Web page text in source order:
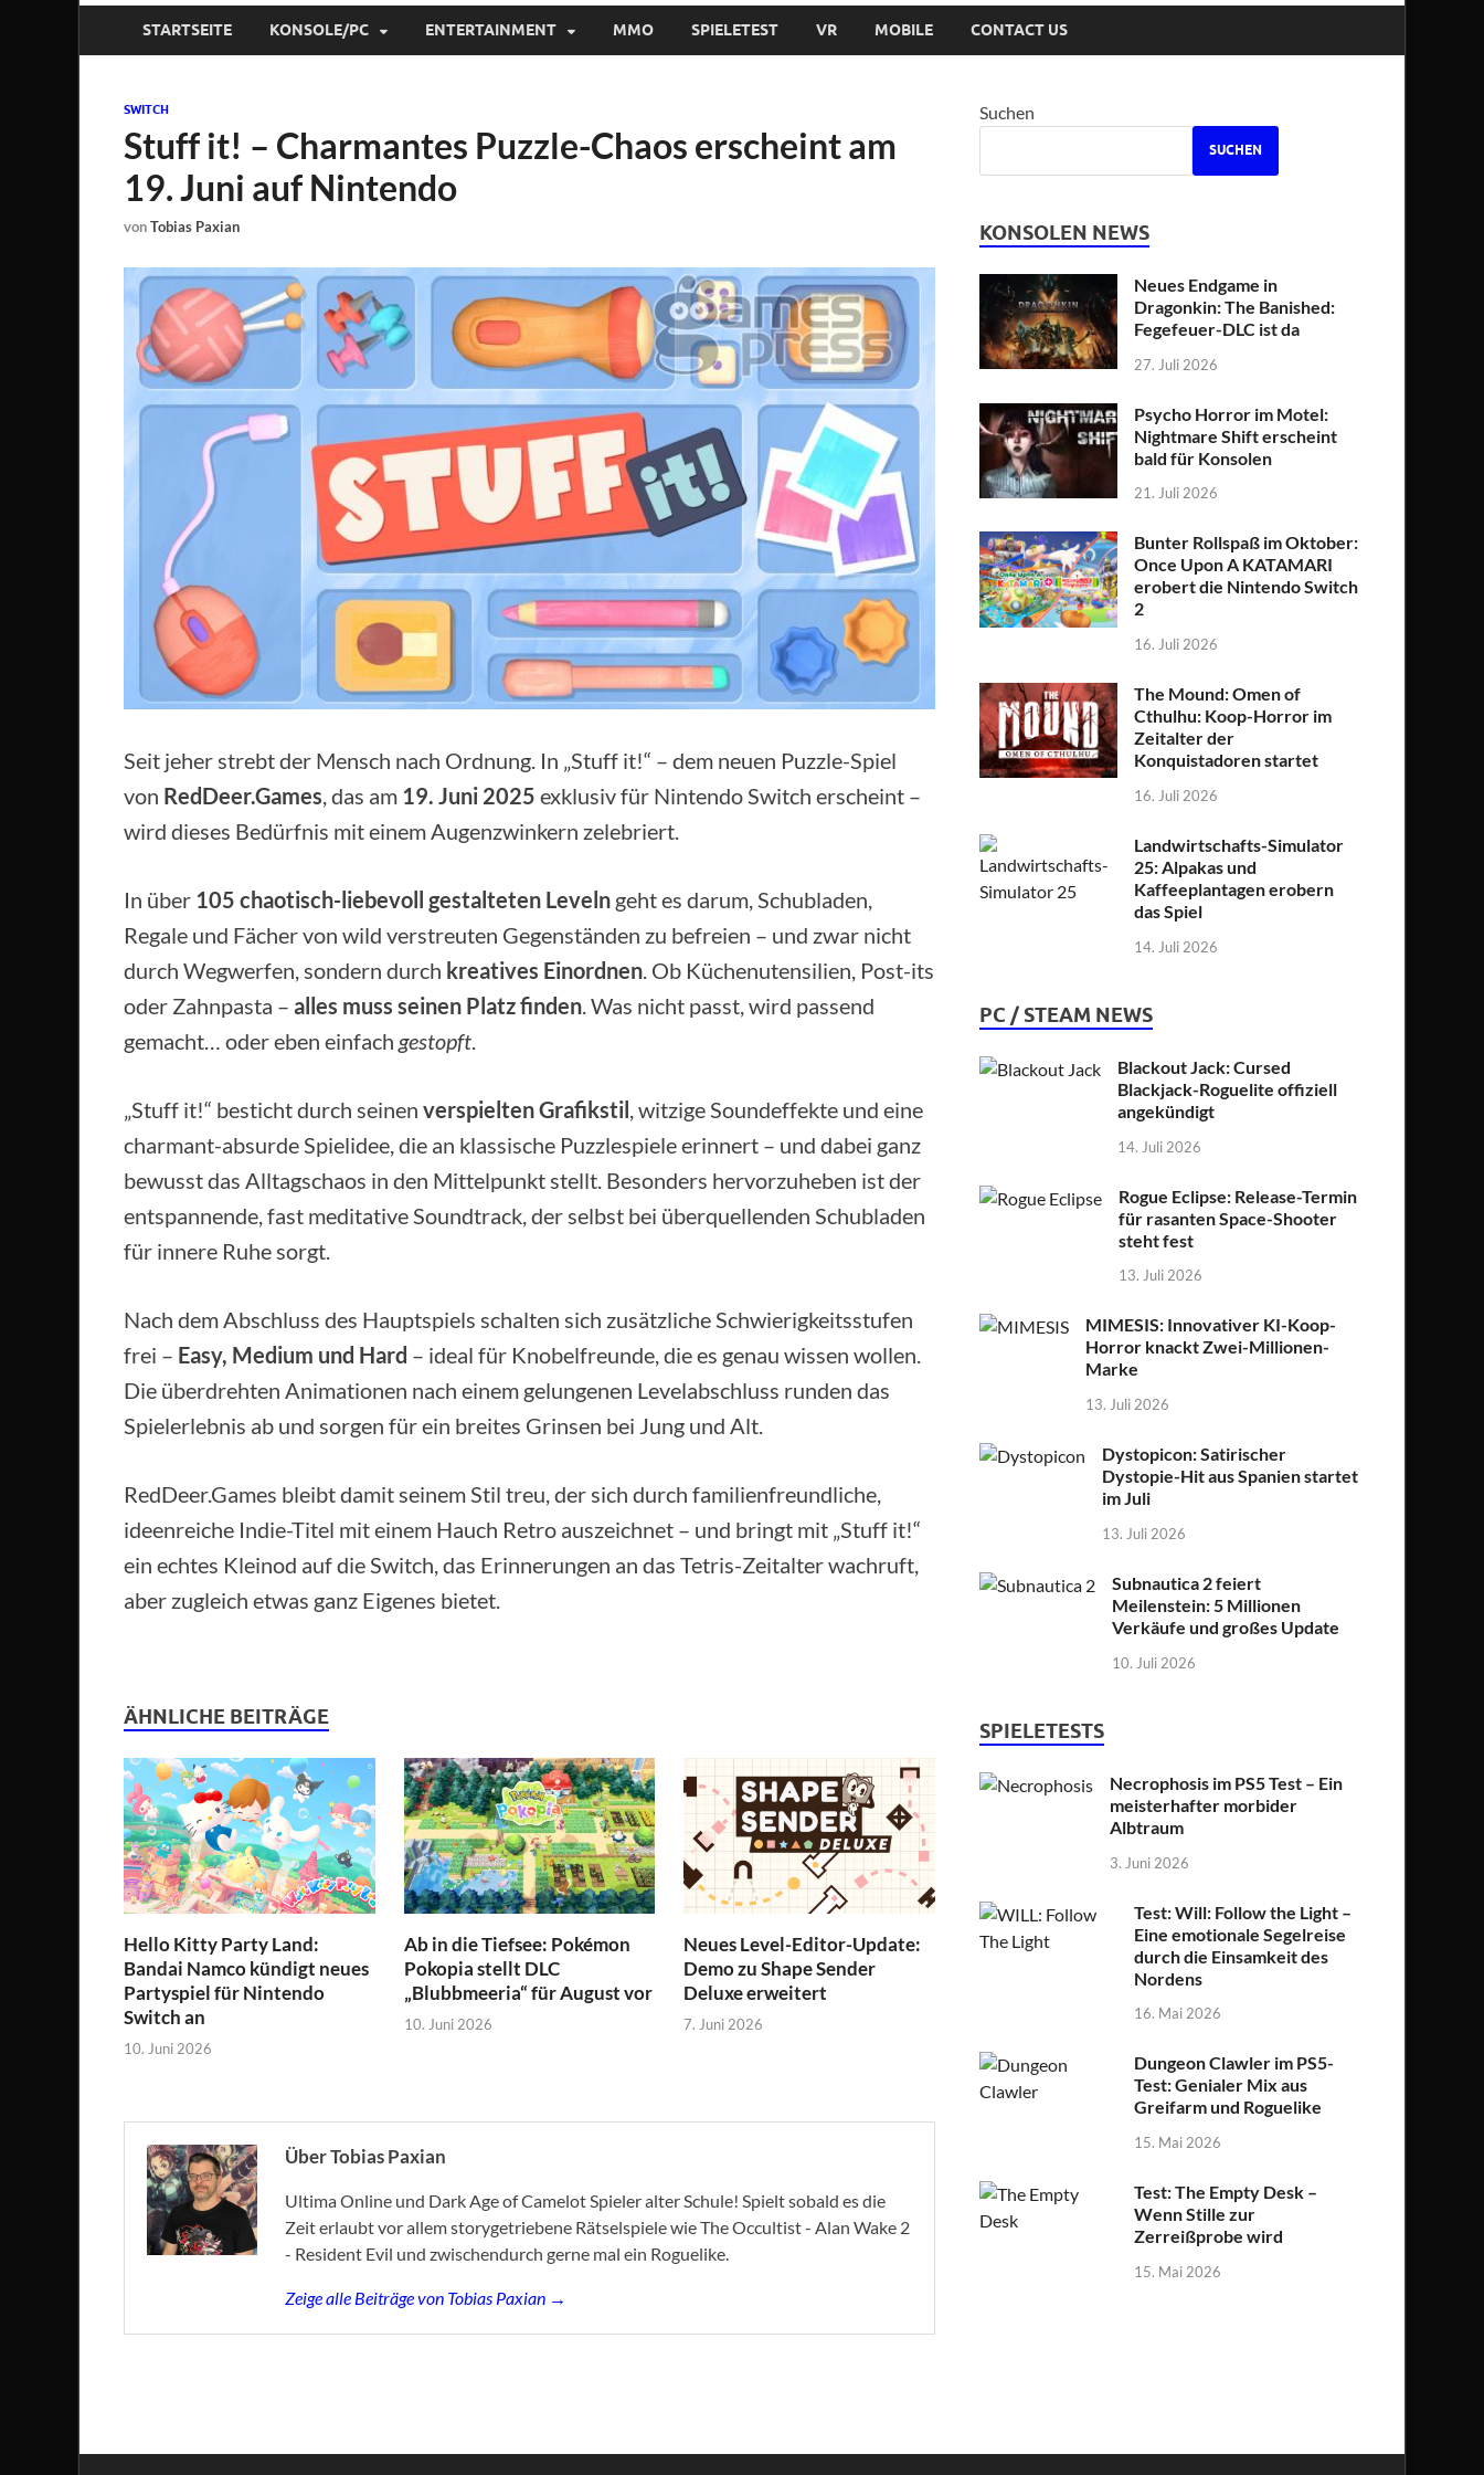
STARTSEITE KONSOLE/PC ENTERTAINMENT MMO SPIELETEST VR MOBILE CONTACT US
SWITCH
Stuff it! – Charmantes Puzzle-Chaos erscheint am
19. Juni auf Nintendo
vonTobias Paxian
Seit jeher strebt der Mensch nach Ordnung. In „Stuff it!“ – dem neuen Puzzle-Spiel
von RedDeer.Games, das am 19. Juni 2025 exklusiv für Nintendo Switch erscheint –
wird dieses Bedürfnis mit einem Augenzwinkern zelebriert.
In über 105 chaotisch-liebevoll gestalteten Leveln geht es darum, Schubladen,
Regale und Fächer von wild verstreuten Gegenständen zu befreien – und zwar nicht
durch Wegwerfen, sondern durch kreatives Einordnen. Ob Küchenutensilien, Post-its
oder Zahnpasta – alles muss seinen Platz finden. Was nicht passt, wird passend
gemacht… oder eben einfach gestopft.
„Stuff it!“ besticht durch seinen verspielten Grafikstil, witzige Soundeffekte und eine
charmant-absurde Spielidee, die an klassische Puzzlespiele erinnert – und dabei ganz
bewusst das Alltagschaos in den Mittelpunkt stellt. Besonders hervorzuheben ist der
entspannende, fast meditative Soundtrack, der selbst bei überquellenden Schubladen
für innere Ruhe sorgt.
Nach dem Abschluss des Hauptspiels schalten sich zusätzliche Schwierigkeitsstufen
frei – Easy, Medium und Hard – ideal für Knobelfreunde, die es genau wissen wollen.
Die überdrehten Animationen nach einem gelungenen Levelabschluss runden das
Spielerlebnis ab und sorgen für ein breites Grinsen bei Jung und Alt.
RedDeer.Games bleibt damit seinem Stil treu, der sich durch familienfreundliche,
ideenreiche Indie-Titel mit einem Hauch Retro auszeichnet – und bringt mit „Stuff it!“
ein echtes Kleinod auf die Switch, das Erinnerungen an das Tetris-Zeitalter wachruft,
aber zugleich etwas ganz Eigenes bietet.
ÄHNLICHE BEITRÄGE
Hello Kitty Party Land:
Bandai Namco kündigt neues
Partyspiel für Nintendo
Switch an
10. Juni 2026
Ab in die Tiefsee: Pokémon
Pokopia stellt DLC
„Blubbmeeria“ für August vor
10. Juni 2026
Neues Level-Editor-Update:
Demo zu Shape Sender
Deluxe erweitert
7. Juni 2026
Über Tobias Paxian
Ultima Online und Dark Age of Camelot Spieler alter Schule! Spielt sobald es die
Zeit erlaubt vor allem storygetriebene Rätselspiele wie The Occultist - Alan Wake 2
- Resident Evil und zwischendurch gerne mal ein Roguelike.
Zeige alle Beiträge von Tobias Paxian →
Suchen
SUCHEN
KONSOLEN NEWS
Neues Endgame in
Dragonkin: The Banished:
Fegefeuer-DLC ist da
27. Juli 2026
Psycho Horror im Motel:
Nightmare Shift erscheint
bald für Konsolen
21. Juli 2026
Bunter Rollspaß im Oktober:
Once Upon A KATAMARI
erobert die Nintendo Switch
2
16. Juli 2026
The Mound: Omen of
Cthulhu: Koop-Horror im
Zeitalter der
Konquistadoren startet
16. Juli 2026
Landwirtschafts-Simulator
25: Alpakas und
Kaffeeplantagen erobern
das Spiel
14. Juli 2026
PC / STEAM NEWS
Blackout Jack: Cursed
Blackjack-Roguelite offiziell
angekündigt
14. Juli 2026
Rogue Eclipse: Release-Termin
für rasanten Space-Shooter
steht fest
13. Juli 2026
MIMESIS: Innovativer KI-Koop-
Horror knackt Zwei-Millionen-
Marke
13. Juli 2026
Dystopicon: Satirischer
Dystopie-Hit aus Spanien startet
im Juli
13. Juli 2026
Subnautica 2 feiert
Meilenstein: 5 Millionen
Verkäufe und großes Update
10. Juli 2026
SPIELETESTS
Necrophosis im PS5 Test – Ein
meisterhafter morbider
Albtraum
3. Juni 2026
Test: Will: Follow the Light –
Eine emotionale Segelreise
durch die Einsamkeit des
Nordens
16. Mai 2026
Dungeon Clawler im PS5-
Test: Genialer Mix aus
Greifarm und Roguelike
15. Mai 2026
Test: The Empty Desk –
Wenn Stille zur
Zerreißprobe wird
15. Mai 2026